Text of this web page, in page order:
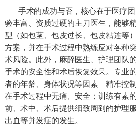
手术的成功与否，核心在于医疗
验丰富、资质过硬的主刀医生，能够
型（如包茎、包皮过长、包皮粘连等
方案，并在手术过程中熟练应对各种
术风险。此外，麻醉医生、护理团队
手术的安全性和术后恢复效果。专业
者的年龄、身体状况等因素，精准控
在手术过程中无痛、安全；训练有素
前、术中、术后提供细致周到的护理
出血等并发症的发生。